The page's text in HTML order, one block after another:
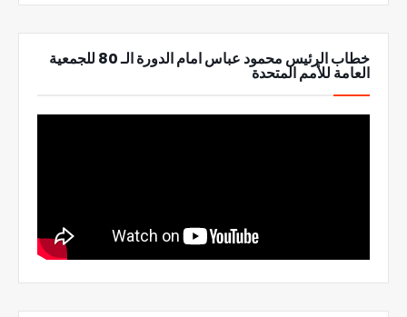
خطاب الرئيس محمود عباس امام الدورة الـ 80 للجمعية
العامة للأمم المتحدة